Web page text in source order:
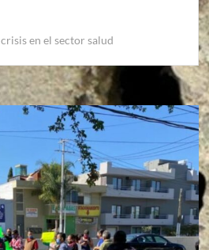
crisis en el sector salud